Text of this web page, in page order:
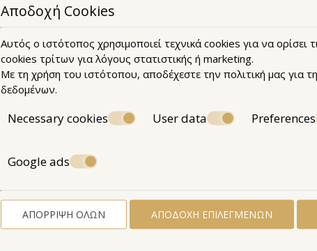
Με σεβασμό στη θάλασσα, έχοντας τη γνώση,
σας προσφέρουμε την εκπαίδευση στην
περιπλανηθείτε χωρίς βαρύτητα στον
Αποδοχή Cookies
Αυτός ο ιστότοπος χρησιμοποιεί τεχνικά cookies για να ορίσει
cookies τρίτων για λόγους στατιστικής ή marketing.
Με τη χρήση του ιστότοπου, αποδέχεστε την πολιτική μας για
δεδομένων.
Necessary cookies User data Preferences
Google ads
ΑΠΌΡΡΙΨΗ ΌΛΩΝ ΑΠΟΔΟΧΉ ΕΠΙΛΕΓΜΈΝΩΝ